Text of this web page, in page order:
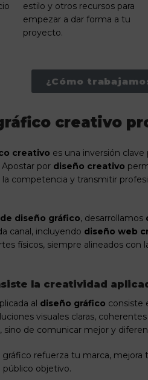
estilo y otros recursos para
empezar a dar forma a tu
proyecto.
¿Cómo
creativo
creativo es una inversión
Apostar por diseño creativo
competencia y transmitir
diseño gráfico, desarrollamos
canal, incluyendo diseño web
físicos, siempre alineados con
la creatividad
al diseño gráfico consiste
visuales claras,
sino de comunicar mejor y
refuerza tu marca, mejora
objetivo.